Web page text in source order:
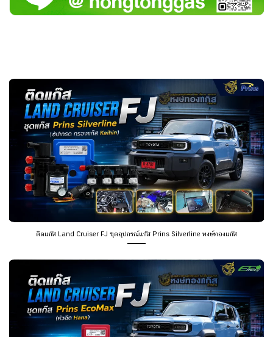
ติดแก๊ส Land Cruiser FJ ชุดอุปกรณ์แก๊ส Prins Silverline หงษ์ทองแก๊ส